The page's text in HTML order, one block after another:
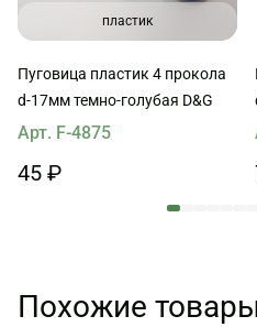
пластик
Пуговица пластик 4 прокола
d-17мм темно-голубая D&G
Арт. F-4875
45 ₽
Похожие